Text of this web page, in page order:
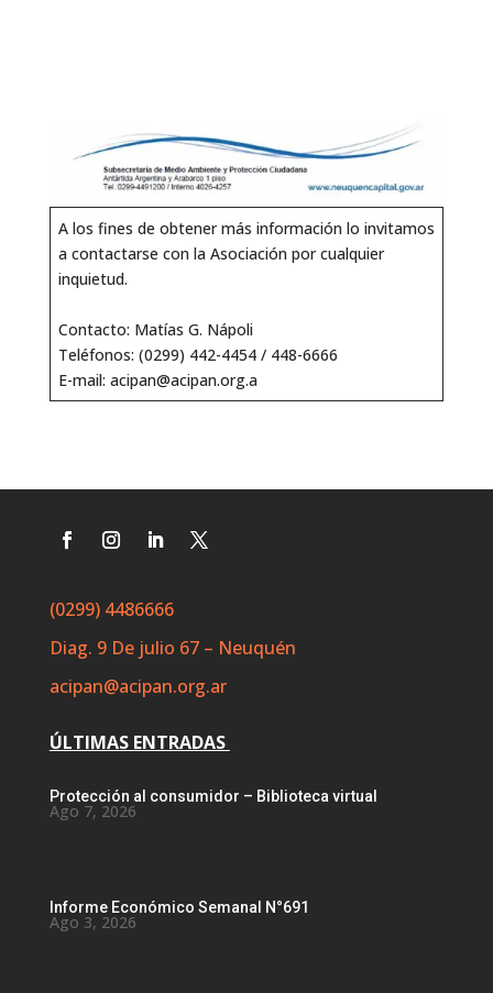
A los fines de obtener más información lo invitamos
a contactarse con la Asociación por cualquier
inquietud.
Contacto: Matías G. Nápoli
Teléfonos: (0299) 442-4454 / 448-6666
E-mail: acipan@acipan.org.a
(0299) 4486666
Diag. 9 De julio 67 – Neuquén
acipan@acipan.org.ar
ÚLTIMAS ENTRADAS
Protección al consumidor – Biblioteca virtual
Ago 7, 2026
Informe Económico Semanal N°691
Ago 3, 2026